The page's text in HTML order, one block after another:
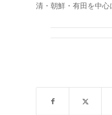
清・朝鮮・有田を中